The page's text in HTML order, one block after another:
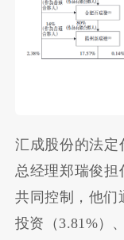
汇成股份的法定
总经理郑瑞俊担
共同控制，他们
投资（3.81%）